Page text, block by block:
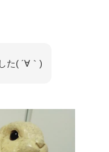
た( ´∀｀)